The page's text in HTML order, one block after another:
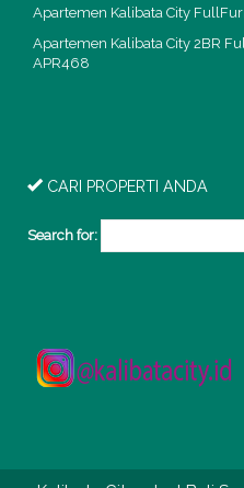
Apartemen Kalibata City
Apartemen Kalibata City 2BR
APR468
CARI PROPERTI ANDA
Search for: